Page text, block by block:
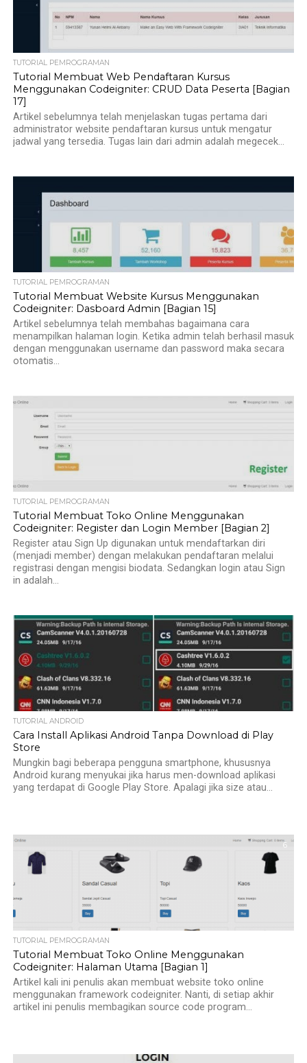
TUTORIAL PEMROGRAMAN
Tutorial Membuat Web Pendaftaran Kursus
Menggunakan Codeigniter: CRUD Data Peserta [Bagian
17]
Artikel sebelumnya telah menjelaskan tugas pertama dari
administrator website pendaftaran kursus untuk mengatur
jadwal yang tersedia. Tugas lain dari admin adalah megecek...
TUTORIAL PEMROGRAMAN
Tutorial Membuat Website Kursus Menggunakan
Codeigniter: Dasboard Admin [Bagian 15]
Artikel sebelumnya telah membahas bagaimana cara
menampilkan halaman login. Ketika admin telah berhasil masuk
dengan menggunakan username dan password maka secara
otomatis...
TUTORIAL PEMROGRAMAN
Tutorial Membuat Toko Online Menggunakan
Codeigniter: Register dan Login Member [Bagian 2]
Register atau Sign Up digunakan untuk mendaftarkan diri
(menjadi member) dengan melakukan pendaftaran melalui
registrasi dengan mengisi biodata. Sedangkan login atau Sign
in adalah...
TUTORIAL ANDROID
Cara Install Aplikasi Android Tanpa Download di Play
Store
Mungkin bagi beberapa pengguna smartphone, khususnya
Android kurang menyukai jika harus men-download aplikasi
yang terdapat di Google Play Store. Apalagi jika size atau...
6
TUTORIAL PEMROGRAMAN
Tutorial Membuat Toko Online Menggunakan
Codeigniter: Halaman Utama [Bagian 1]
Artikel kali ini penulis akan membuat website toko online
menggunakan framework codeigniter. Nanti, di setiap akhir
artikel ini penulis membagikan source code program...